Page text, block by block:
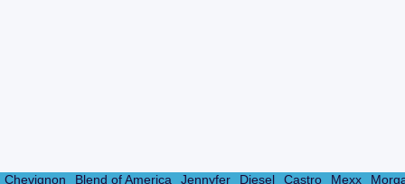
Chevignon Blend of America Jennyfer Diesel Castro Mexx